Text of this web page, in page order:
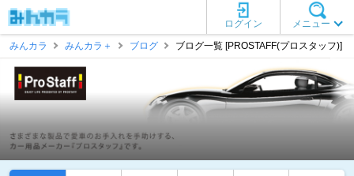
メニュー
ログイン
みんカラ
みんカラ＋ ブログ ブログ一覧 [PROSTAFF(プロスタッフ)]